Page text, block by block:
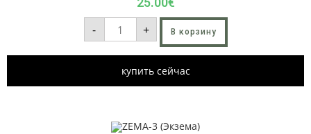
- + В корзину
купить сейчас